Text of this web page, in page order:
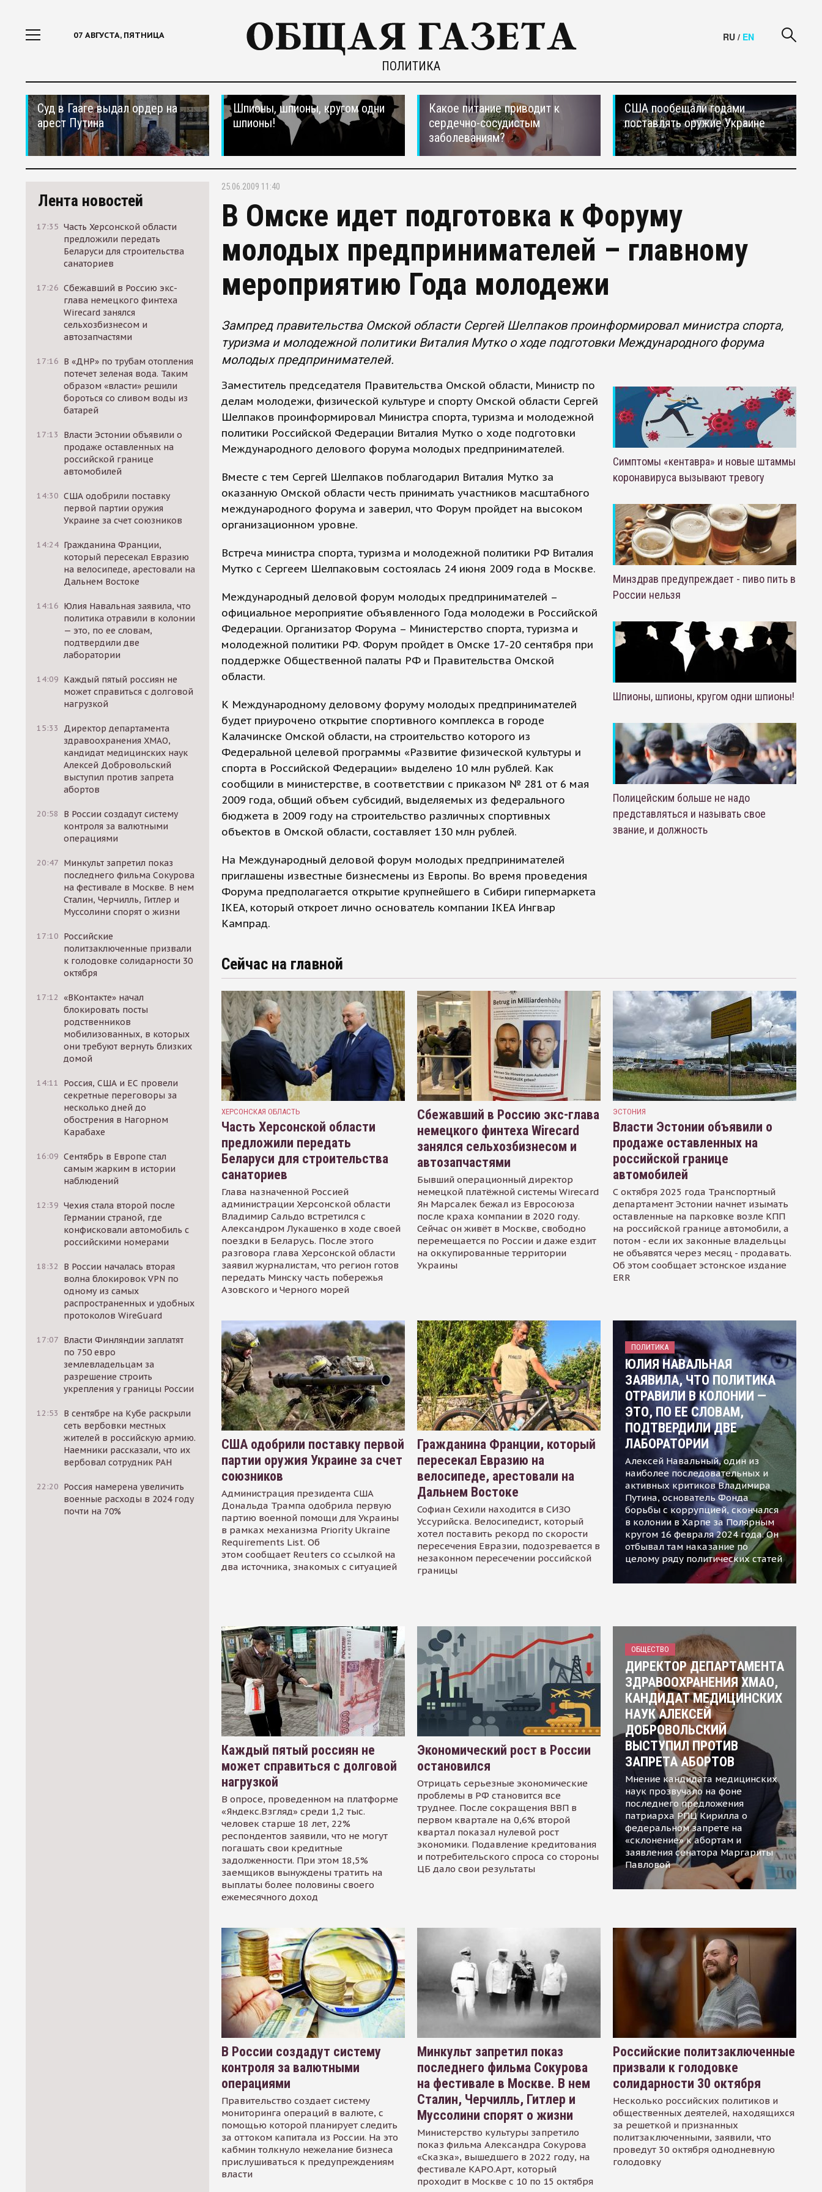
07 АВГУСТА, ПЯТНИЦА
ПОЛИТИКА
RU / EN
Суд в Гааге выдал ордер на
арест Путина
Шпионы, шпионы, кругом одни
шпионы!
Какое питание приводит к
сердечно-сосудистым
заболеваниям?
США пообещали годами
поставлять оружие Украине
Лента новостей
17:35 Часть Херсонской области
предложили передать
Беларуси для строительства
санаториев
17:26 Сбежавший в Россию экс-
глава немецкого финтеха
Wirecard занялся
сельхозбизнесом и
автозапчастями
17:16 В «ДНР» по трубам отопления
потечет зеленая вода. Таким
образом «власти» решили
бороться со сливом воды из
батарей
17:13
Власти Эстонии объявили о
продаже оставленных на
российской границе
автомобилей
14:30 США одобрили поставку
первой партии оружия
Украине за счет союзников
14:24 Гражданина Франции,
который пересекал Евразию
на велосипеде, арестовали на
Дальнем Востоке
14:16 Юлия Навальная заявила, что
политика отравили в колонии
— это, по ее словам,
подтвердили две
лаборатории
14:09 Каждый пятый россиян не
может справиться с долговой
нагрузкой
15:33
Директор департамента
здравоохранения ХМАО,
кандидат медицинских наук
Алексей Добровольский
выступил против запрета
абортов
20:58
В России создадут систему
контроля за валютными
операциями
20:47 Минкульт запретил показ
последнего фильма Сокурова
на фестивале в Москве. В нем
Сталин, Черчилль, Гитлер и
Муссолини спорят о жизни
17:10 Российские
политзаключенные призвали
к голодовке солидарности 30
октября
17:12 «ВКонтакте» начал
блокировать посты
родственников
мобилизованных, в которых
они требуют вернуть близких
домой
14:11
Россия, США и ЕС провели
секретные переговоры за
несколько дней до
обострения в Нагорном
Карабахе
16:09 Сентябрь в Европе стал
самым жарким в истории
наблюдений
12:39 Чехия стала второй после
Германии страной, где
конфисковали автомобиль с
российскими номерами
18:32
В России началась вторая
волна блокировок VPN по
одному из самых
распространенных и удобных
протоколов WireGuard
17:07 Власти Финляндии заплатят
по 750 евро
землевладельцам за
разрешение строить
укрепления у границы России
12:53
В сентябре на Кубе раскрыли
сеть вербовки местных
жителей в российскую армию.
Наемники рассказали, что их
вербовал сотрудник РАН
22:20 Россия намерена увеличить
военные расходы в 2024 году
почти на 70%
25.06.2009 11:40
В Омске идет подготовка к Форуму
молодых предпринимателей – главному
мероприятию Года молодежи
Зампред правительства Омской области Сергей Шелпаков проинформировал министра спорта,
туризма и молодежной политики Виталия Мутко о ходе подготовки Международного форума
молодых предпринимателей.
Заместитель председателя Правительства Омской области, Министр по
делам молодежи, физической культуре и спорту Омской области Сергей
Шелпаков проинформировал Министра спорта, туризма и молодежной
политики Российской Федерации Виталия Мутко о ходе подготовки
Международного делового форума молодых предпринимателей.
Вместе с тем Сергей Шелпаков поблагодарил Виталия Мутко за
оказанную Омской области честь принимать участников масштабного
международного форума и заверил, что Форум пройдет на высоком
организационном уровне.
Встреча министра спорта, туризма и молодежной политики РФ Виталия
Мутко с Сергеем Шелпаковым состоялась 24 июня 2009 года в Москве.
Международный деловой форум молодых предпринимателей –
официальное мероприятие объявленного Года молодежи в Российской
Федерации. Организатор Форума – Министерство спорта, туризма и
молодежной политики РФ. Форум пройдет в Омске 17-20 сентября при
поддержке Общественной палаты РФ и Правительства Омской
области.
К Международному деловому форуму молодых предпринимателей
будет приурочено открытие спортивного комплекса в городе
Калачинске Омской области, на строительство которого из
Федеральной целевой программы «Развитие физической культуры и
спорта в Российской Федерации» выделено 10 млн рублей. Как
сообщили в министерстве, в соответствии с приказом № 281 от 6 мая
2009 года, общий объем субсидий, выделяемых из федерального
бюджета в 2009 году на строительство различных спортивных
объектов в Омской области, составляет 130 млн рублей.
На Международный деловой форум молодых предпринимателей
приглашены известные бизнесмены из Европы. Во время проведения
Форума предполагается открытие крупнейшего в Сибири гипермаркета
IKEA, который откроет лично основатель компании IKEA Ингвар
Кампрад.
Симптомы «кентавра» и новые штаммы
коронавируса вызывают тревогу
Минздрав предупреждает - пиво пить в
России нельзя
Шпионы, шпионы, кругом одни шпионы!
Полицейским больше не надо
представляться и называть свое
звание, и должность
Сейчас на главной
ХЕРСОНСКАЯ ОБЛАСТЬ
Часть Херсонской области
предложили передать
Беларуси для строительства
санаториев
Глава назначенной Россией
администрации Херсонской области
Владимир Сальдо встретился с
Александром Лукашенко в ходе своей
поездки в Беларусь. После этого
разговора глава Херсонской области
заявил журналистам, что регион готов
передать Минску часть побережья
Азовского и Черного морей
Сбежавший в Россию экс-глава
немецкого финтеха Wirecard
занялся сельхозбизнесом и
автозапчастями
Бывший операционный директор
немецкой платёжной системы Wirecard
Ян Марсалек бежал из Евросоюза
после краха компании в 2020 году.
Сейчас он живёт в Москве, свободно
перемещается по России и даже ездит
на оккупированные территории
Украины
ЭСТОНИЯ
Власти Эстонии объявили о
продаже оставленных на
российской границе
автомобилей
С октября 2025 года Транспортный
департамент Эстонии начнет изымать
оставленные на парковке возле КПП
на российской границе автомобили, а
потом - если их законные владельцы
не объявятся через месяц - продавать.
Об этом сообщает эстонское издание
ERR
США одобрили поставку первой
партии оружия Украине за счет
союзников
Администрация президента США
Дональда Трампа одобрила первую
партию военной помощи для Украины
в рамках механизма Priority Ukraine
Requirements List. Об
этом сообщает Reuters со ссылкой на
два источника, знакомых с ситуацией
Гражданина Франции, который
пересекал Евразию на
велосипеде, арестовали на
Дальнем Востоке
Софиан Сехили находится в СИЗО
Уссурийска. Велосипедист, который
хотел поставить рекорд по скорости
пересечения Евразии, подозревается в
незаконном пересечении российской
границы
ПОЛИТИКА
ЮЛИЯ НАВАЛЬНАЯ
ЗАЯВИЛА, ЧТО ПОЛИТИКА
ОТРАВИЛИ В КОЛОНИИ —
ЭТО, ПО ЕЕ СЛОВАМ,
ПОДТВЕРДИЛИ ДВЕ
ЛАБОРАТОРИИ
Алексей Навальный, один из
наиболее последовательных и
активных критиков Владимира
Путина, основатель Фонда
борьбы с коррупцией, скончался
в колонии в Харпе за Полярным
кругом 16 февраля 2024 года. Он
отбывал там наказание по
целому ряду политических статей
Каждый пятый россиян не
может справиться с долговой
нагрузкой
В опросе, проведенном на платформе
«Яндекс.Взгляд» среди 1,2 тыс.
человек старше 18 лет, 22%
респондентов заявили, что не могут
погашать свои кредитные
задолженности. При этом 18,5%
заемщиков вынуждены тратить на
выплаты более половины своего
ежемесячного доход
Экономический рост в России
остановился
Отрицать серьезные экономические
проблемы в РФ становится все
труднее. После сокращения ВВП в
первом квартале на 0,6% второй
квартал показал нулевой рост
экономики. Подавление кредитования
и потребительского спроса со стороны
ЦБ дало свои результаты
ОБЩЕСТВО
ДИРЕКТОР ДЕПАРТАМЕНТА
ЗДРАВООХРАНЕНИЯ ХМАО,
КАНДИДАТ МЕДИЦИНСКИХ
НАУК АЛЕКСЕЙ
ДОБРОВОЛЬСКИЙ
ВЫСТУПИЛ ПРОТИВ
ЗАПРЕТА АБОРТОВ
Мнение кандидата медицинских
наук прозвучало на фоне
последнего предложения
патриарха РПЦ Кирилла о
федеральном запрете на
«склонение» к абортам и
заявления сенатора Маргариты
Павловой
В России создадут систему
контроля за валютными
операциями
Правительство создает систему
мониторинга операций в валюте, с
помощью которой планирует следить
за оттоком капитала из России. На это
кабмин толкнуло нежелание бизнеса
прислушиваться к предупреждениям
власти
Минкульт запретил показ
последнего фильма Сокурова
на фестивале в Москве. В нем
Сталин, Черчилль, Гитлер и
Муссолини спорят о жизни
Министерство культуры запретило
показ фильма Александра Сокурова
«Сказка», вышедшего в 2022 году, на
фестивале КАРО.Арт, который
проходит в Москве с 10 по 15 октября
Российские политзаключенные
призвали к голодовке
солидарности 30 октября
Несколько российских политиков и
общественных деятелей, находящихся
за решеткой и признанных
политзаключенными, заявили, что
проведут 30 октября однодневную
голодовку